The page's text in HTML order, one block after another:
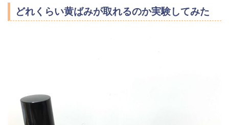
どれくらい黄ばみが取れるのか実験してみた